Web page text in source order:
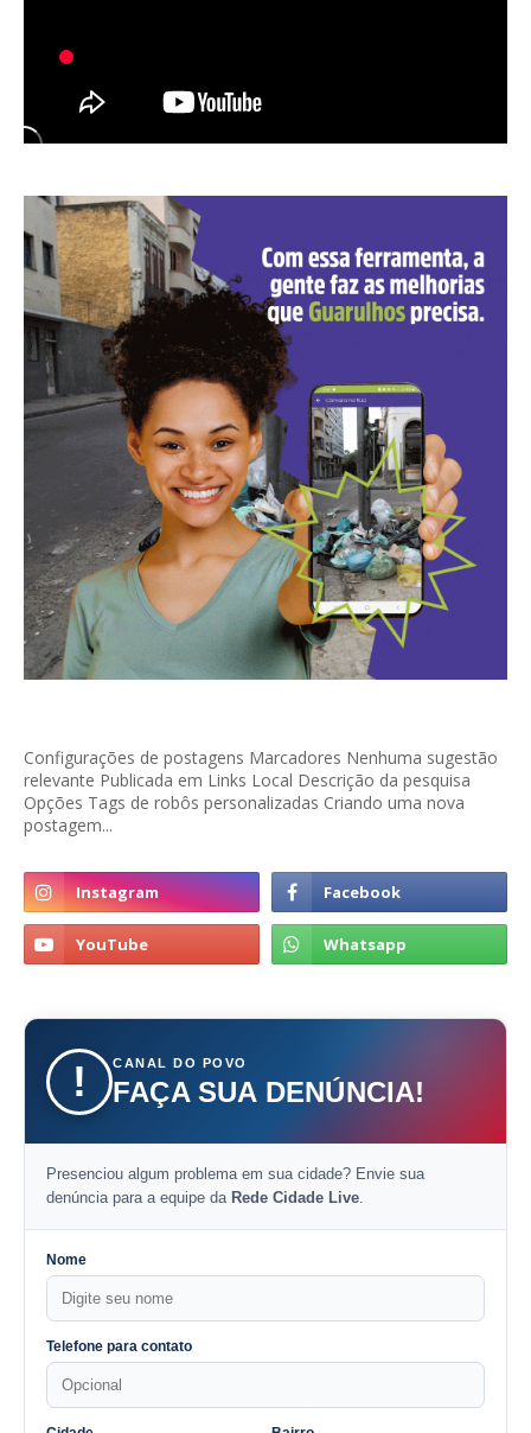
Configurações de postagens Marcadores Nenhuma sugestão
relevante Publicada em Links Local Descrição da pesquisa
Opções Tags de robôs personalizadas Criando uma nova
postagem...
! CANAL DO POVO
FAÇA SUA DENÚNCIA!
Presenciou algum problema em sua cidade? Envie sua
denúncia para a equipe da Rede Cidade Live.
Nome
Telefone para contato